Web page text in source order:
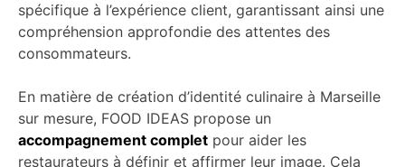
spécifique à l’expérience client, garantissant ainsi une
compréhension approfondie des attentes des
consommateurs.
En matière de création d’identité culinaire à Marseille
sur mesure, FOOD IDEAS propose un
accompagnement complet pour aider les
restaurateurs à définir et affirmer leur image. Cela